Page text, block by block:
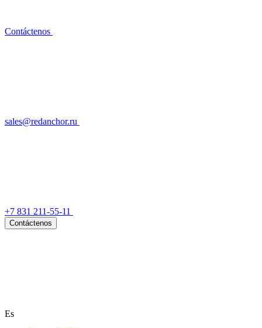
Contáctenos
sales@redanchor.ru
+7 831 211-55-11
Contáctenos
Es